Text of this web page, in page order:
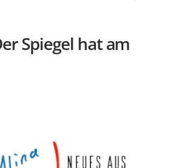
Spiegel hat am